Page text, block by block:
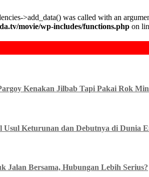
>add_data() was called with an
movie/wp-includes/functions.php on
Kenakan Jilbab Tapi Pakai Rok
Keturunan dan Debutnya di Dunia
Jalan Bersama, Hubungan Lebih Serius?